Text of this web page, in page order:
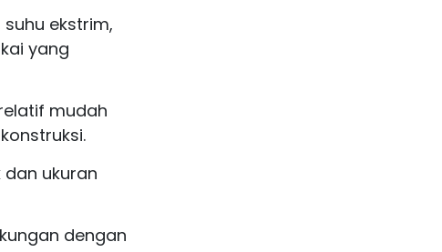
ekstrim,
yang
mudah
ukuran
dengan